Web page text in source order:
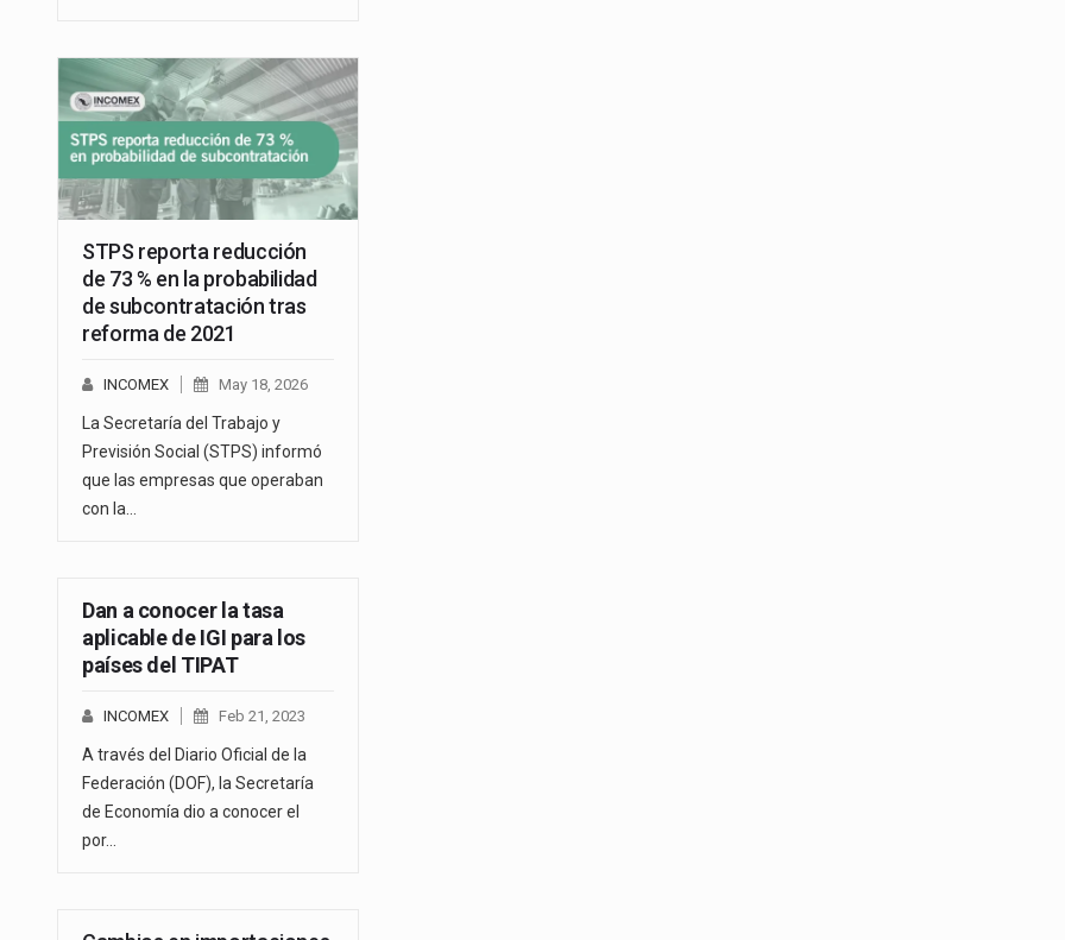
STPS reporta reducción
de 73 % en la probabilidad
de subcontratación tras
reforma de 2021
INCOMEX May 18, 2026
La Secretaría del Trabajo y
Previsión Social (STPS) informó
que las empresas que operaban
con la…
Dan a conocer la tasa
aplicable de IGI para los
países del TIPAT
INCOMEX Feb 21, 2023
A través del Diario Oficial de la
Federación (DOF), la Secretaría
de Economía dio a conocer el
por…